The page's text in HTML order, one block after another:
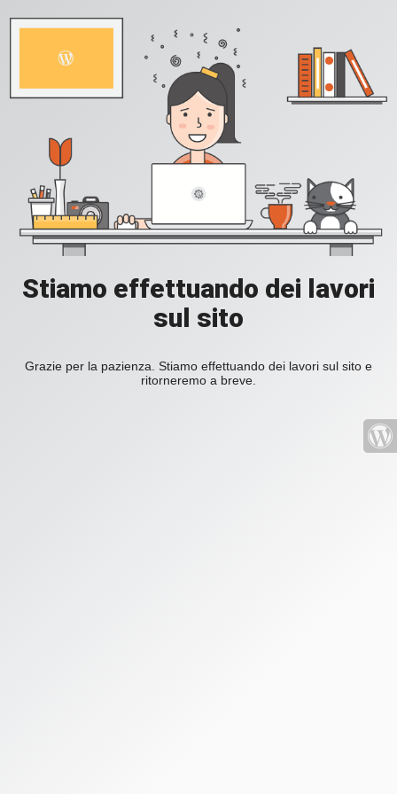
Stiamo effettuando dei lavori
sul sito
Grazie per la pazienza. Stiamo effettuando dei lavori sul sito e
ritorneremo a breve.